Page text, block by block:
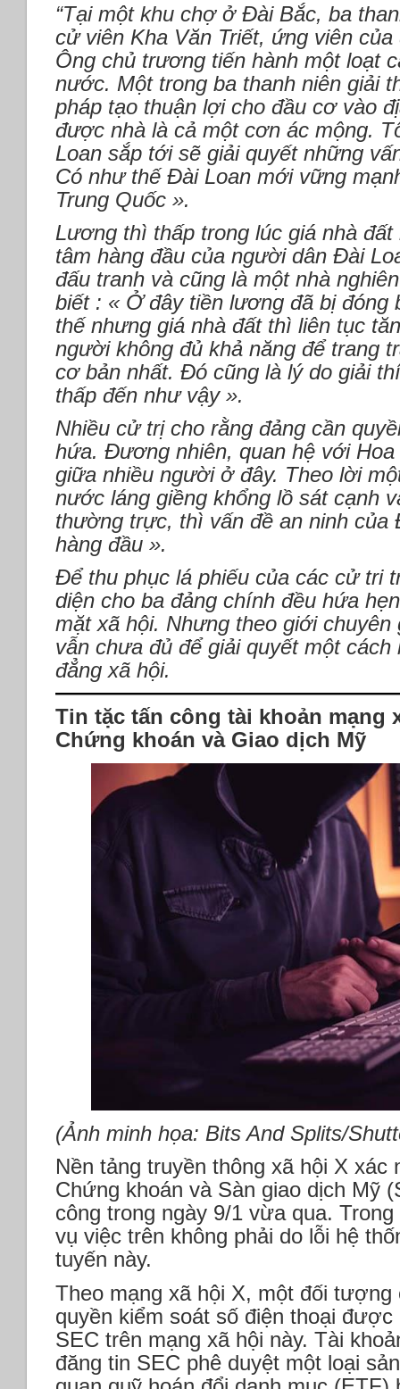
“Tại một khu chợ ở Đài Bắc, ba
cử viên Kha Văn Triết, ứng viên
Ông chủ trương tiến hành một loạt
nước. Một trong ba thanh niên giải
pháp tạo thuận lợi cho đầu cơ vào
được nhà là cả một cơn ác mộng.
Loan sắp tới sẽ giải quyết những
Có như thế Đài Loan mới vững
Trung Quốc ».
Lương thì thấp trong lúc giá nhà
tâm hàng đầu của người dân Đài
đấu tranh và cũng là một nhà
biết : « Ở đây tiền lương đã bị đóng
thế nhưng giá nhà đất thì liên tục
người không đủ khả năng để trang
cơ bản nhất. Đó cũng là lý do giải
thấp đến như vậy ».
Nhiều cử trị cho rằng đảng cần
hứa. Đương nhiên, quan hệ với
giữa nhiều người ở đây. Theo lời
nước láng giềng khổng lồ sát cạnh
thường trực, thì vấn đề an ninh của
hàng đầu ».
Để thu phục lá phiếu của các cử tri
diện cho ba đảng chính đều hứa
mặt xã hội. Nhưng theo giới
vẫn chưa đủ để giải quyết một
đẳng xã hội.
Tin tặc tấn công tài khoản mạng
Chứng khoán và Giao dịch Mỹ
(Ảnh minh họa: Bits And Splits/
Nền tảng truyền thông xã hội X xác
Chứng khoán và Sàn giao dịch Mỹ
công trong ngày 9/1 vừa qua.
vụ việc trên không phải do lỗi hệ
tuyến này.
Theo mạng xã hội X, một đối
quyền kiểm soát số điện thoại
SEC trên mạng xã hội này. Tài
đăng tin SEC phê duyệt một loại